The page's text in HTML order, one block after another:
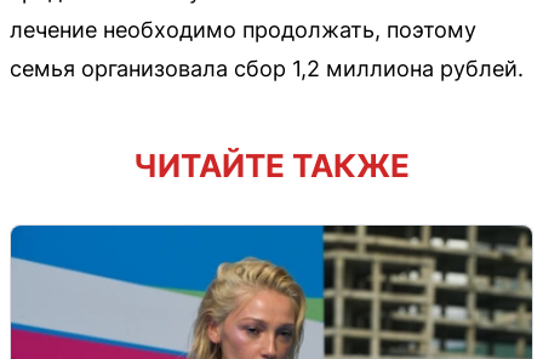
лечение необходимо продолжать, поэтому
семья организовала сбор 1,2 миллиона рублей.
ЧИТАЙТЕ ТАКЖЕ